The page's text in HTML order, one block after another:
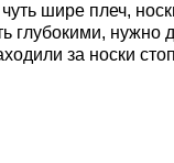
шире плеч,
глубокими, нужно
за носки